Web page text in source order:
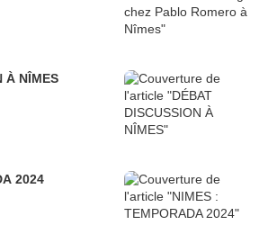
À NÎMES
2024